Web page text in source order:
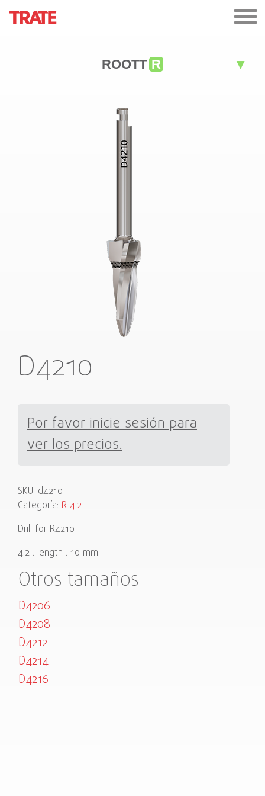
ROOTT R
D4210
Por favor inicie sesión para
ver los precios.
SKU: d4210
Categoría: R 4.2
Drill for R4210
4.2 . length . 10 mm
Otros tamaños
D4206
D4208
D4212
D4214
D4216